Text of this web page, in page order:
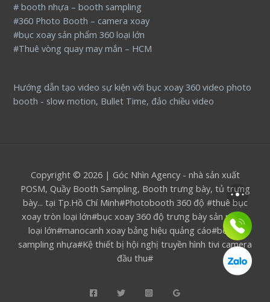
# booth nhựa – booth sampling
#360 Photo Booth – camera xoay
#bục xoay sản phẩm 360 loại lớn
#Thuê vòng quay may mắn – HCM
Hướng dẫn tạo video sự kiện với bục xoay 360 video photo
booth - slow motion, Bullet Time, đảo chiều video
Copyright © 2026 | Góc Nhìn Agency - nhà sản xuất
POSM, Quầy Booth Sampling, Booth trưng bày, tủ trưng
bày... tại Tp.Hồ Chí Minh#Photobooth 360 độ #thuê bục
xoay tròn loại lớn#bục xoay 360 độ trưng bày sản phẩm
loại lớn#manocanh xoay bảng hiệu quảng cáo#booth
sampling nhựa#Kệ thiết bị hội nghị truyền hình tivi camera
đầu thu#